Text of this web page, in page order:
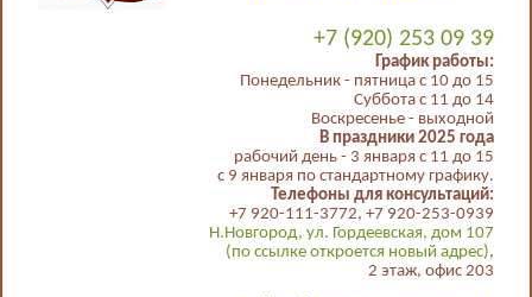
+7 (920) 253 09 39
График работы:
Понедельник - пятница с 10 до 15
Суббота с 11 до 14
Воскресенье - выходной
В праздники 2025 года
рабочий день - 3 января с 11 до 15
с 9 января по стандартному графику.
Телефоны для консультаций:
+7 920-111-3772, +7 920-253-0939
Н.Новгород, ул. Гордеевская, дом 107
(по ссылке откроется новый адрес),
2 этаж, офис 203